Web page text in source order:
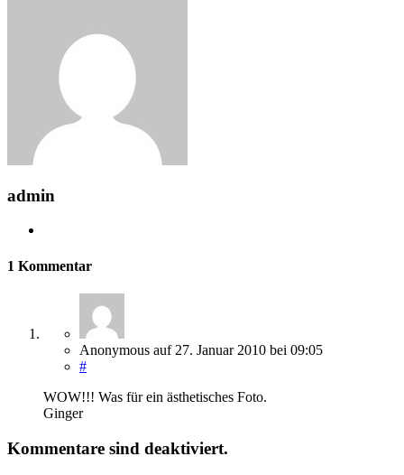
admin
1 Kommentar
Anonymous auf 27. Januar 2010 bei 09:05
#
WOW!!! Was für ein ästhetisches Foto.
Ginger
Kommentare sind deaktiviert.